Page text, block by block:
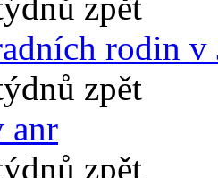
rodin v
zpět
anr
zpět